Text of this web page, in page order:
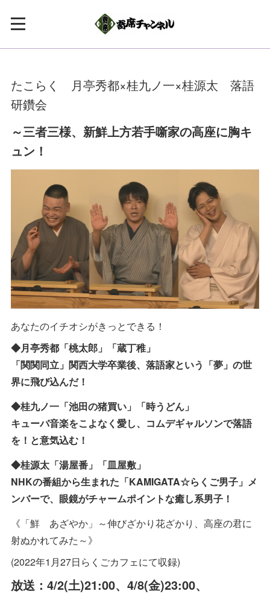
たこらく 月亭秀都×桂九ノ一×桂源太 落語
研鑽会
～三者三様、新鮮上方若手噺家の高座に胸キ
ュン！
あなたのイチオシがきっとできる！
◆月亭秀都「桃太郎」「蔵丁稚」
「関関同立」関西大学卒業後、落語家という「夢」の世
界に飛び込んだ！
◆桂九ノ一「池田の猪買い」「時うどん」
キューバ音楽をこよなく愛し、コムデギャルソンで落語
を！と意気込む！
◆桂源太「湯屋番」「皿屋敷」
NHKの番組から生まれた「KAMIGATA☆らくご男子」メ
ンバーで、眼鏡がチャームポイントな癒し系男子！
《「鮮 あざやか」～伸びざかり花ざかり、高座の君に
射ぬかれてみた～》
(2022年1月27日らくごカフェにて収録)
放送：4/2(土)21:00、4/8(金)23:00、